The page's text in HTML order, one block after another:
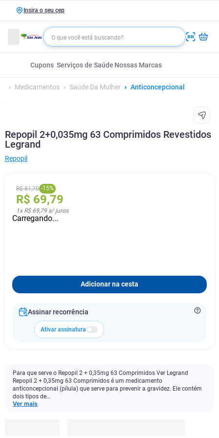
Insira o seu cep
Cupons Serviços de Saúde Nossas Marcas
Medicamentos Saúde Da Mulher Anticoncepcional
Repopil 2+0,035mg 63 Comprimidos Revestidos
Legrand
Repopil
R$ 81,70 -15%
R$ 69,79
1x R$ 69,79s/ juros
Carregando...
Adicionar na cesta
Assinar recorrência
Ativar assinatura
Para que serve o Repopil 2 + 0,35mg 63 Comprimidos Ver Legrand
Repopil 2 + 0,35mg 63 Comprimidos é um medicamento
anticoncepcional (pílula) que serve para prevenir a gravidez. Ele contém
dois tipos de...
Ver mais